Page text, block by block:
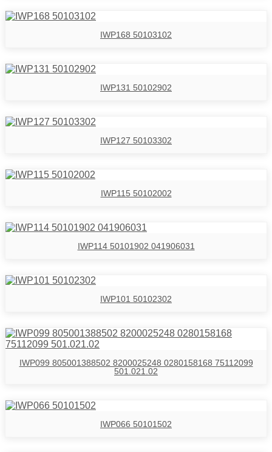
IWP168 50103102
IWP131 50102902
IWP127 50103302
IWP115 50102002
IWP114 50101902 041906031
IWP101 50102302
IWP099 805001388502 8200025248 0280158168 75112099
501.021.02
IWP066 50101502